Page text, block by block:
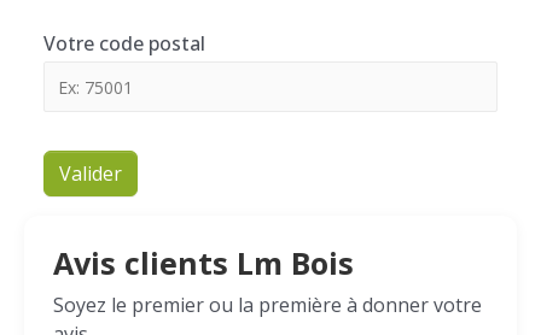
Votre code postal
Valider
Avis clients Lm Bois
Soyez le premier ou la première à donner votre